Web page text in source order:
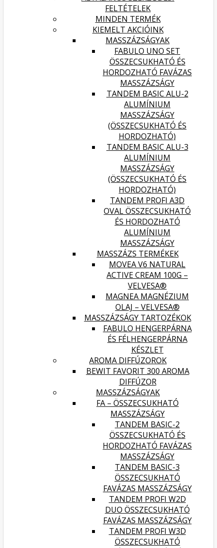
FELTÉTELEK
MINDEN TERMÉK
KIEMELT AKCIÓINK
MASSZÁZSÁGYAK
FABULO UNO SET
ÖSSZECSUKHATÓ ÉS
HORDOZHATÓ FAVÁZAS
MASSZÁZSÁGY
TANDEM BASIC ALU-2
ALUMÍNIUM
MASSZÁZSÁGY
(ÖSSZECSUKHATÓ ÉS
HORDOZHATÓ)
TANDEM BASIC ALU-3
ALUMÍNIUM
MASSZÁZSÁGY
(ÖSSZECSUKHATÓ ÉS
HORDOZHATÓ)
TANDEM PROFI A3D
OVAL ÖSSZECSUKHATÓ
ÉS HORDOZHATÓ
ALUMÍNIUM
MASSZÁZSÁGY
MASSZÁZS TERMÉKEK
MOVEA V6 NATURAL
ACTIVE CREAM 100G –
VELVESA®
MAGNEA MAGNÉZIUM
OLAJ – VELVESA®
MASSZÁZSÁGY TARTOZÉKOK
FABULO HENGERPÁRNA
ÉS FÉLHENGERPÁRNA
KÉSZLET
AROMA DIFFÚZOROK
BEWIT FAVORIT 300 AROMA
DIFFÚZOR
MASSZÁZSÁGYAK
FA – ÖSSZECSUKHATÓ
MASSZÁZSÁGY
TANDEM BASIC-2
ÖSSZECSUKHATÓ ÉS
HORDOZHATÓ FAVÁZAS
MASSZÁZSÁGY
TANDEM BASIC-3
ÖSSZECSUKHATÓ
FAVÁZAS MASSZÁZSÁGY
TANDEM PROFI W2D
DUO ÖSSZECSUKHATÓ
FAVÁZAS MASSZÁZSÁGY
TANDEM PROFI W3D
ÖSSZECSUKHATÓ